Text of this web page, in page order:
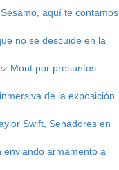
aquí te contamos
no se descuide en la
Mont por presuntos
de la exposición
Swift, Senadores en
enviando armamento a